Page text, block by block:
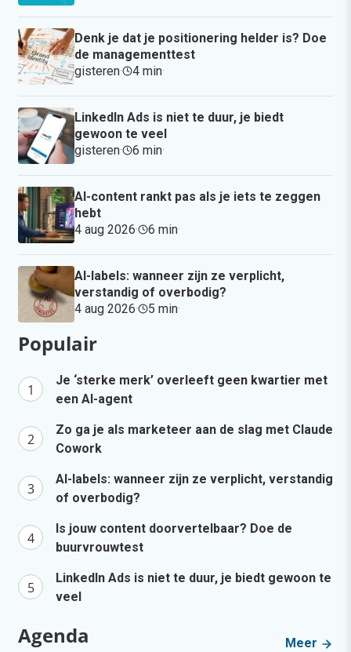
Denk je dat je positionering helder is? Doe
de managementtest
gisteren· 4 min·
LinkedIn Ads is niet te duur, je biedt
gewoon te veel
gisteren· 6 min·
AI-content rankt pas als je iets te zeggen
hebt
4 aug 2026· 6 min·
AI-labels: wanneer zijn ze verplicht,
verstandig of overbodig?
4 aug 2026· 5 min·
Populair
Je ‘sterke merk’ overleeft geen kwartier met
een AI-agent
Zo ga je als marketeer aan de slag met Claude
Cowork
AI-labels: wanneer zijn ze verplicht, verstandig
of overbodig?
Is jouw content doorvertelbaar? Doe de
buurvrouwtest
LinkedIn Ads is niet te duur, je biedt gewoon te
veel
Agenda Meer